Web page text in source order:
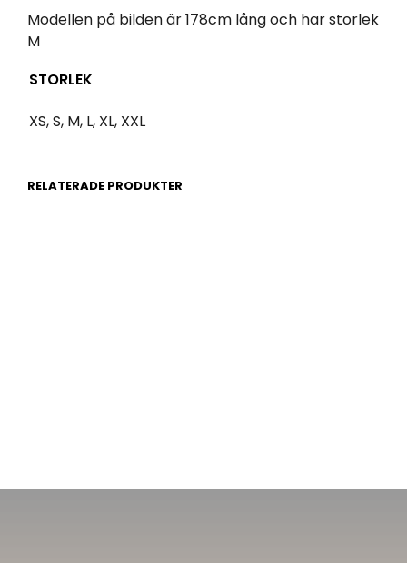
Modellen på bilden är 178cm lång och har storlek
M
STORLEK
XS, S, M, L, XL, XXL
RELATERADE PRODUKTER